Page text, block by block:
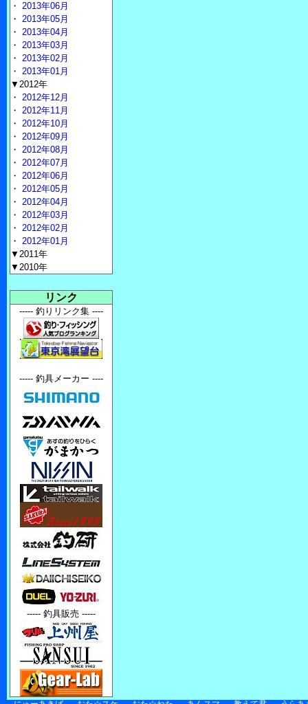
・ 2013年06月
・ 2013年05月
・ 2013年04月
・ 2013年03月
・ 2013年02月
・ 2013年01月
▼2012年
・ 2012年12月
・ 2012年11月
・ 2012年10月
・ 2012年09月
・ 2012年08月
・ 2012年07月
・ 2012年06月
・ 2012年05月
・ 2012年04月
・ 2012年03月
・ 2012年02月
・ 2012年01月
▼2011年
▼2010年
リンク
----- 釣りリンク集 ----
----- 釣具メーカー ----
----- 釣具販売 -----